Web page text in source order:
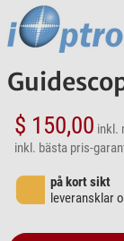
$ 150,00 inkl.
inkl. bästa pris-
på kort sikt
leveransklar